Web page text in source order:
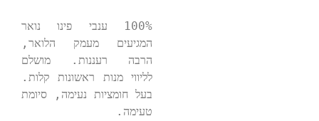
100% ענבי פינו נואר
המגיעים מעמק הלואר,
הרבה רעננות. מושלם
לליווי מנות ראשונות קלות.
בעל חומציות נעימה, סיומת